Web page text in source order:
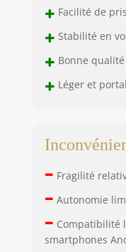
+ Facilité de
+ Stabilité en
+ Bonne qualité
+ Léger et
– Fragilité
– Autonomie
– Compatibilité
smartphones